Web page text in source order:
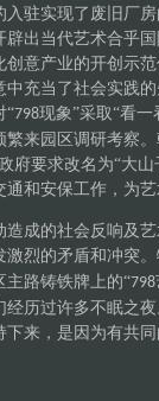
入驻实现了废旧厂
辟出当代艺术合乎
创意产业的开创示
中充当了社会实践
“798现象”采取“看
繁来园区调研考察
府要求改名为“大
通和安保工作，为
造成的社会反响及
激烈的矛盾和冲突
主路铸铁牌上的“798
经历过许多不眠之
来，是因为有共同